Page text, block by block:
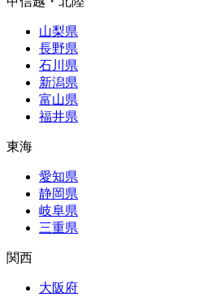
山梨県
長野県
石川県
新潟県
富山県
福井県
東海
愛知県
静岡県
岐阜県
三重県
関西
大阪府